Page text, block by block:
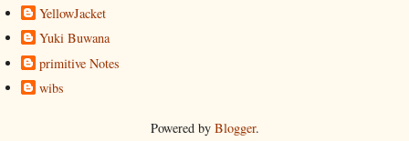
YellowJacket
Yuki Buwana
primitive Notes
wibs
Powered by Blogger.